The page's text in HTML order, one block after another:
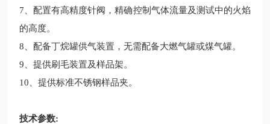
7、配置有高精度针阀，精确控制气体流量及测试中的火焰
的高度。
8、配备丁烷罐供气装置，无需配备大燃气罐或煤气罐。
9、提供刷毛装置及样品架。
10、提供标准不锈钢样品夹。
技术参数: